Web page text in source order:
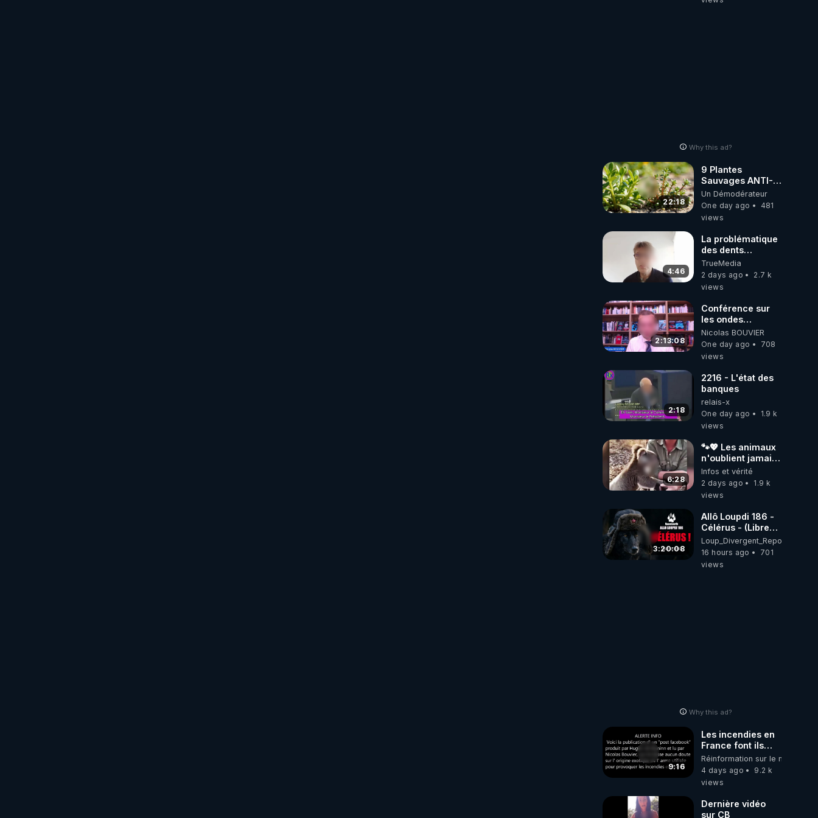
Why this ad?
22:18
9 Plantes
Sauvages ANTI-
FAMINE: ces
Ressources
Haies
Un Démodérateur
One day ago
481
views
4:46
La problématique
des dents
dévitalisées et
des implants
TrueMedia
2 days ago
2.7 k
views
2:13:08
Conférence sur
les ondes
électromagnétiques
par Grégoire
Caustru et Bart de
Nicolas BOUVIER
One day ago
708
views
2:18
2216 - L'état des
banques
relais-x
One day ago
1.9 k
views
6:28
🐾💖 Les animaux
n'oublient jamais
ceux qu'ils
aiment… 🥹❤️
Infos et vérité
2 days ago
1.9 k
views
3:20:08
Allô Loupdi 186 -
Célérus - (Libre
Antenne) - Loup
Divergent
2026.08.06
Loup_Divergent_Reposts
16 hours ago
701
views
Why this ad?
9:16
Les incendies en
France font ils
partie d' un plan
qui aurait débuté
le 11 septembre
Réinformation sur le monde
4 days ago
9.2 k
views
Dernière vidéo
sur CB